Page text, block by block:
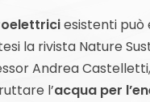
esistenti può
la rivista Nature
Andrea
l’acqua per